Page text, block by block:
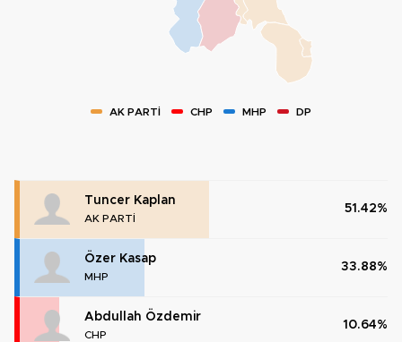
AK PARTİ CHP MHP DP
Tuncer Kaplan
AK PARTİ
51.42%
Özer Kasap
MHP
33.88%
Abdullah Özdemir
CHP
10.64%